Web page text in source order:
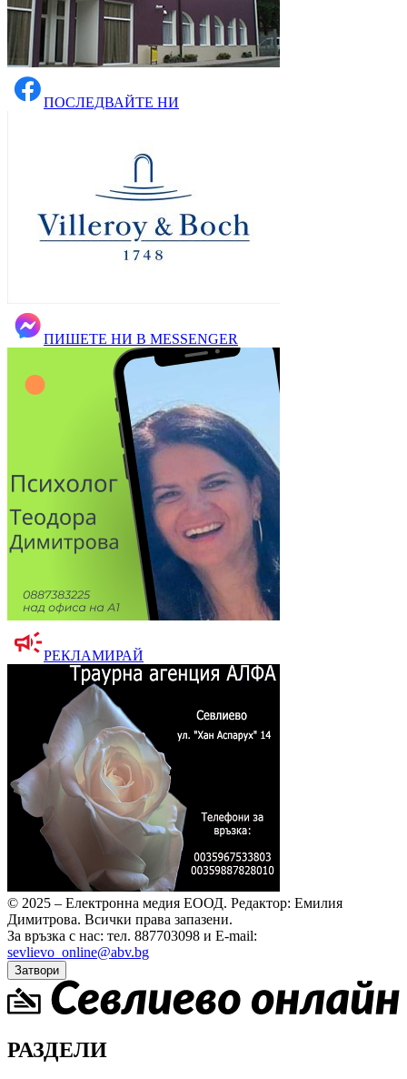
ПОСЛЕДВАЙТЕ НИ
ПИШЕТЕ НИ В MESSENGER
РЕКЛАМИРАЙ
© 2025 – Електронна медия ЕООД. Редактор: Емилия
Димитрова. Всички права запазени.
За връзка с нас: тел. 887703098 и E-mail:
sevlievo_online@abv.bg
Затвори
РАЗДЕЛИ